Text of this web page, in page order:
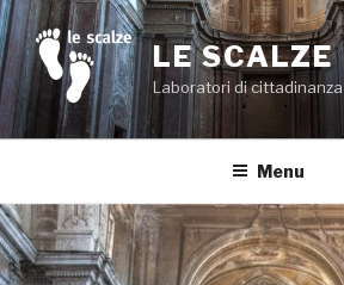
Salta
al
contenuto
LE SCALZE
Laboratori di
Menu